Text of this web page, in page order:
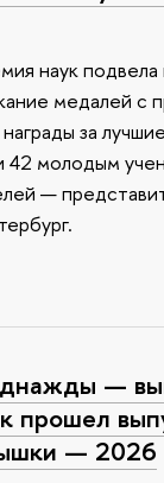
наук подвела
медалей с
за
42 молодым
—
—
прошел
— 2026